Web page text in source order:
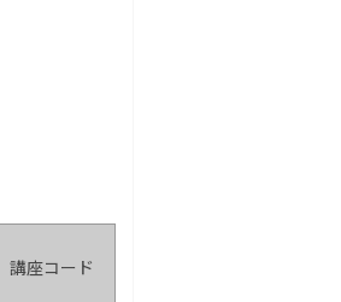
講座コード